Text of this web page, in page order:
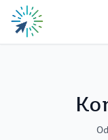
Zum Hauptinhalt